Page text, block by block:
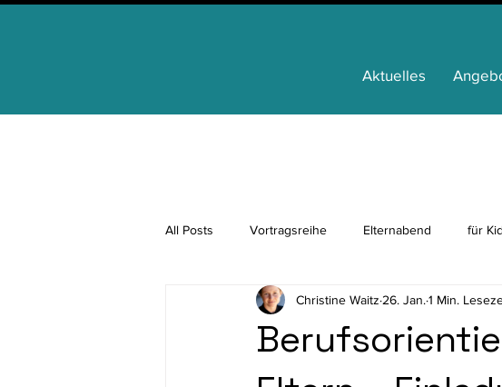
Aktuelles
All Posts Vortragsreihe Elternabend für
Regionale Identität FamilienApp Ganztag
für Schülerinnen und Schüler für Senioren
Christine Waitz 26. Jan. 1 Min.